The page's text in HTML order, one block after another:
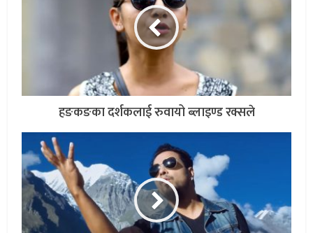
हङकङका दर्शकलाई रुवायो ब्लाइण्ड रक्सले